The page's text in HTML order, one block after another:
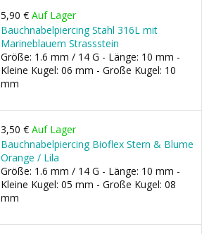
5,90 € Auf Lager
Bauchnabelpiercing Stahl 316L mit
Marineblauem Strassstein
Größe: 1.6 mm / 14 G - Länge: 10 mm -
Kleine Kugel: 06 mm - Große Kugel: 10
mm
3,50 € Auf Lager
Bauchnabelpiercing Bioflex Stern & Blume
Orange / Lila
Größe: 1.6 mm / 14 G - Länge: 10 mm -
Kleine Kugel: 05 mm - Große Kugel: 08
mm